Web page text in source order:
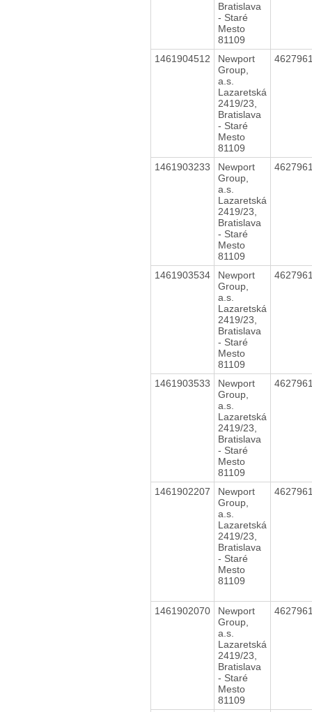
Bratislava
- Staré
Mesto
81109
1461904512
Newport
Group,
a.s.
Lazaretská
2419/23,
Bratislava
- Staré
Mesto
81109
1461903233
Newport
Group,
a.s.
Lazaretská
2419/23,
Bratislava
- Staré
Mesto
81109
1461903534
Newport
Group,
a.s.
Lazaretská
2419/23,
Bratislava
- Staré
Mesto
81109
1461903533
Newport
Group,
a.s.
Lazaretská
2419/23,
Bratislava
- Staré
Mesto
81109
1461902207
Newport
Group,
a.s.
Lazaretská
2419/23,
Bratislava
- Staré
Mesto
81109
1461902070
Newport
Group,
a.s.
Lazaretská
2419/23,
Bratislava
- Staré
Mesto
81109